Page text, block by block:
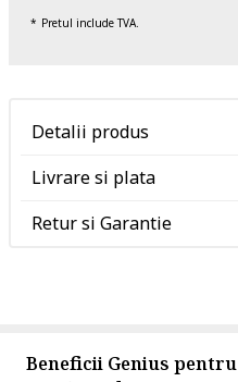
Pretul include TVA.
Detalii produs
Livrare si plata
Retur si Garantie
Beneficii Genius pentru